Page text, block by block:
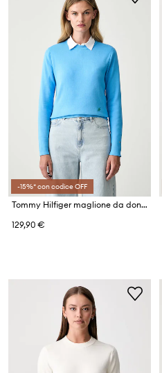
-15%* con codice OFF
Tommy Hilfiger maglione da donna in cotone
129,90 €